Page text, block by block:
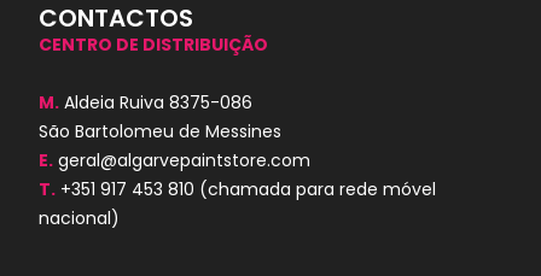
CONTACTOS
CENTRO DE DISTRIBUIÇÃO
M. Aldeia Ruiva 8375-086
São Bartolomeu de Messines
E. geral@algarvepaintstore.com
T. +351 917 453 810 (chamada para rede móvel
nacional)